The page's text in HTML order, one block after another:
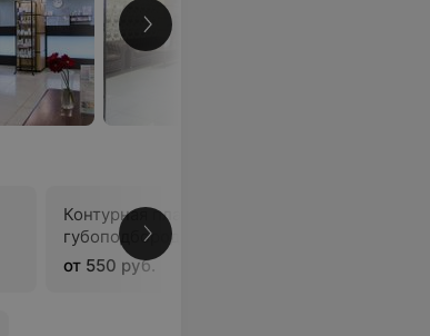
Контурная пластика
губоподбородочных складок
от 550 руб.